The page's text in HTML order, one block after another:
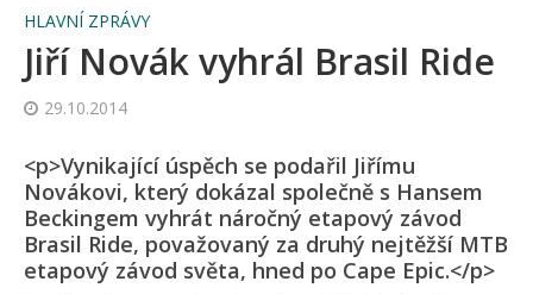
HLAVNÍ ZPRÁVY
Jiří Novák vyhrál Brasil Ride
29.10.2014
<p>Vynikající úspěch se podařil Jiřímu
Novákovi, který dokázal společně s Hansem
Beckingem vyhrát náročný etapový závod
Brasil Ride, považovaný za druhý nejtěžší MTB
etapový závod světa, hned po Cape Epic.</p>